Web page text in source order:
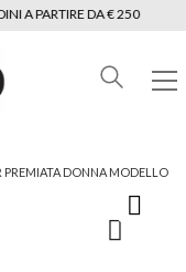
A PARTIRE DA € 250
PREMIATA DONNA MODELLO